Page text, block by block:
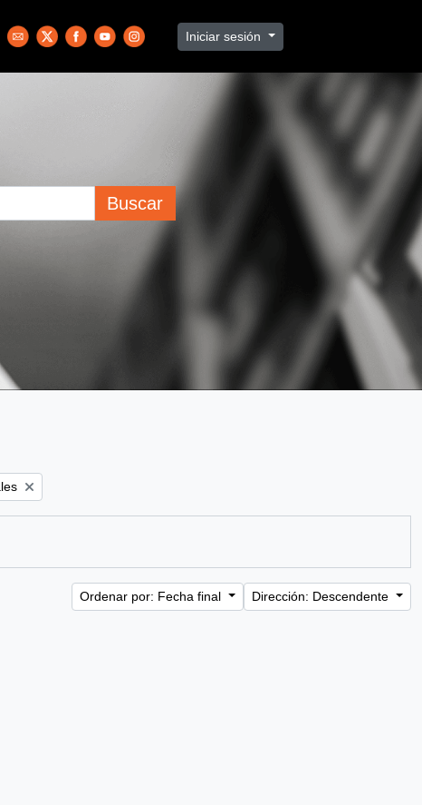
Iniciar sesión
Buscar
Ordenar por: Fecha final Dirección: Descendente